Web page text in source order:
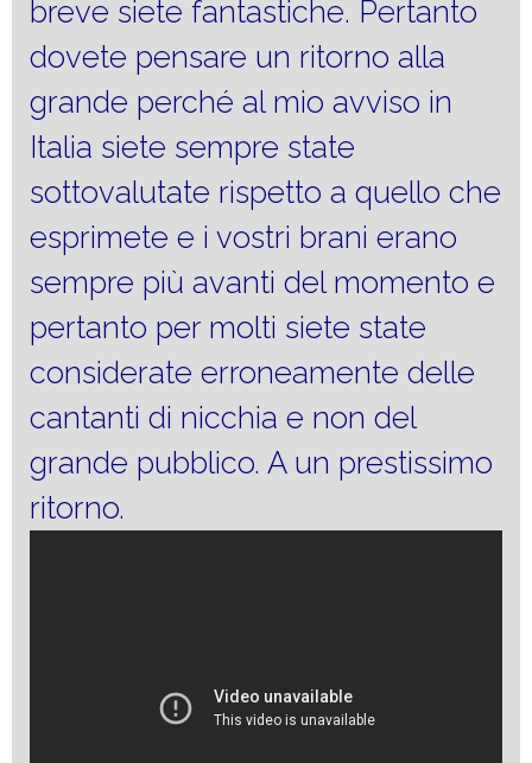
breve siete fantastiche. Pertanto
dovete pensare un ritorno alla
grande perché al mio avviso in
Italia siete sempre state
sottovalutate rispetto a quello che
esprimete e i vostri brani erano
sempre più avanti del momento e
pertanto per molti siete state
considerate erroneamente delle
cantanti di nicchia e non del
grande pubblico. A un prestissimo
ritorno.